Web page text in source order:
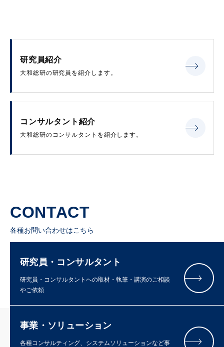
研究員紹介
大和総研の研究員を紹介します。
コンサルタント紹介
大和総研のコンサルタントを紹介します。
CONTACT
各種お問い合わせはこちら
研究員・コンサルタント
研究員・コンサルタントへの取材・執筆・講演のご相談
やご依頼
事業・ソリューション
各種コンサルティング、システムソリューションなど事